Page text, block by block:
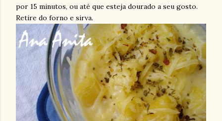
por 15 minutos, ou até que esteja dourado a seu gosto.
Retire do forno e sirva.